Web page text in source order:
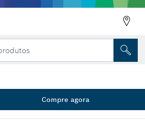
para Parafusar de 5
Compre agora